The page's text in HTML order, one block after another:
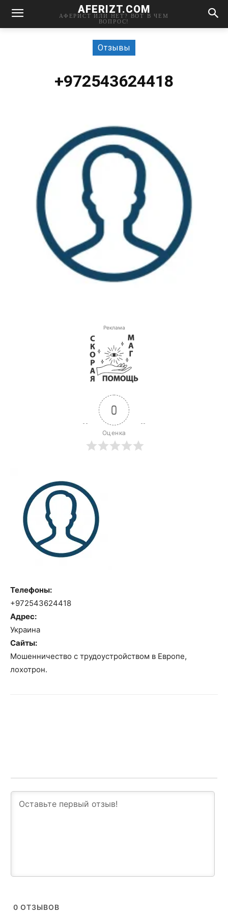
AFERIZT.COM
АФЕРИСТ ИЛИ НЕТ? ВОТ В ЧЕМ
ВОПРОС!
Отзывы
+972543624418
Реклама
0
Оценка
Телефоны:
+972543624418
Адрес:
Украина
Сайты:
Мошенничество с трудоустройством в Европе,
лохотрон.
0 ОТЗЫВОВ